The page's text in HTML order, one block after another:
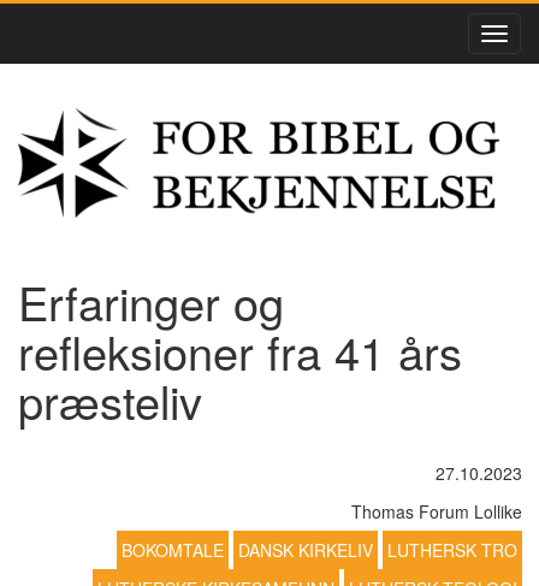
Erfaringer og
refleksioner fra 41 års
præsteliv
27.10.2023
Thomas Forum Lollike
BOKOMTALE
DANSK KIRKELIV
LUTHERSK TRO